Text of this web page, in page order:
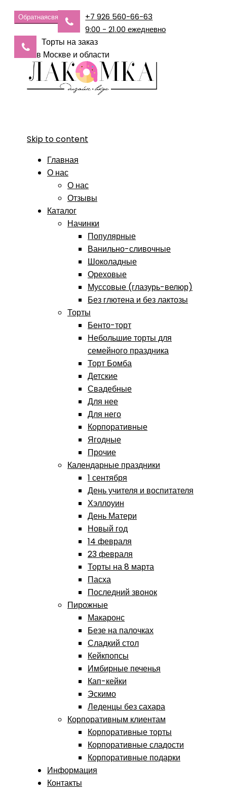
Обратнаясвязь
+7 926 560-66-63
9:00 - 21.00 ежедневно
Торты на заказ
в Москве и области
Skip to content
Главная
О нас
О нас
Отзывы
Каталог
Начинки
Популярные
Ванильно-сливочные
Шоколадные
Ореховые
Муссовые (глазурь-велюр)
Без глютена и без лактозы
Торты
Бенто-торт
Небольшие торты для
семейного праздника
Торт Бомба
Детские
Свадебные
Для нее
Для него
Корпоративные
Ягодные
Прочие
Календарные праздники
1 сентября
День учителя и воспитателя
Хэллоуин
День Матери
Новый год
14 февраля
23 февраля
Торты на 8 марта
Пасха
Последний звонок
Пирожные
Макаронс
Безе на палочках
Сладкий стол
Кейкпопсы
Имбирные печенья
Кап-кейки
Эскимо
Леденцы без сахара
Корпоративным клиентам
Корпоративные торты
Корпоративные сладости
Корпоративные подарки
Информация
Контакты